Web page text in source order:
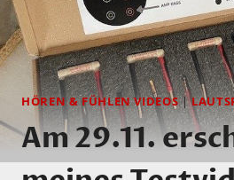
HÖREN & FÜHLEN VIDEOS|
Am 29.11.